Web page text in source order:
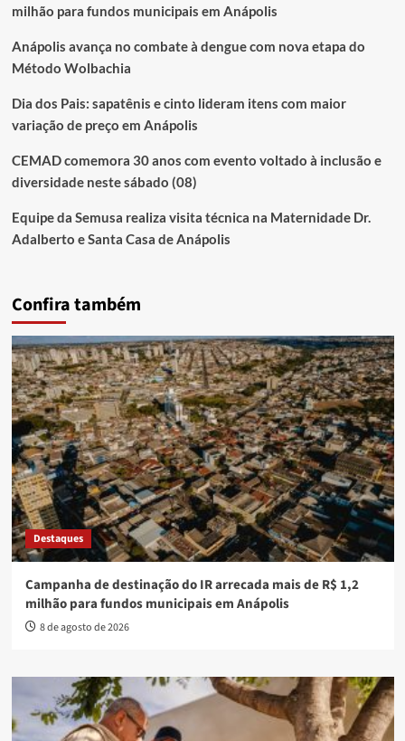
milhão para fundos municipais em Anápolis
Anápolis avança no combate à dengue com nova etapa do
Método Wolbachia
Dia dos Pais: sapatênis e cinto lideram itens com maior
variação de preço em Anápolis
CEMAD comemora 30 anos com evento voltado à inclusão e
diversidade neste sábado (08)
Equipe da Semusa realiza visita técnica na Maternidade Dr.
Adalberto e Santa Casa de Anápolis
Confira também
Destaques
Campanha de destinação do IR arrecada mais de R$ 1,2
milhão para fundos municipais em Anápolis
8 de agosto de 2026